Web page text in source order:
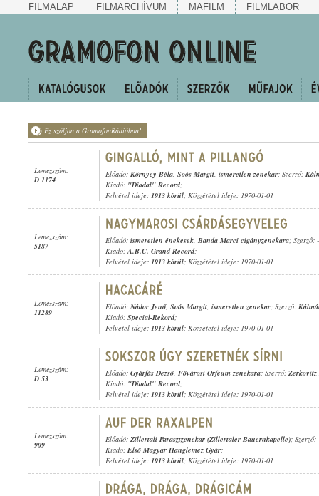
FILMALAP FILMARCHÍVUM MAFILM FILMLABOR
Ez szóljon a GramofonRádióban!
Lemezszám:
D 1174
Előadó: Környey Béla, Soós Margit, ismeretlen zenekar; Szerző:
Kiadó: "Diadal" Record;
Felvétel ideje: 1913 körül; Közzététel ideje: 1970-01-01
Lemezszám:
5187
Előadó: ismeretlen énekesek, Banda Marci cigányzenekara; Szerző: -
Kiadó:A.B.C. Grand Record;
Felvétel ideje: 1913 körül; Közzététel ideje: 1970-01-01
Lemezszám:
11289
Előadó: Nádor Jenő, Soós Margit, ismeretlen zenekar; Szerző:
Kiadó: Special-Rekord;
Felvétel ideje: 1913 körül; Közzététel ideje: 1970-01-01
Lemezszám:
D 53
Előadó: Gyárfás Dezső, Fővárosi Orfeum zenekara; Szerző: Zerkovitz
Kiadó: "Diadal" Record;
Felvétel ideje: 1913 körül; Közzététel ideje: 1970-01-01
Lemezszám:
909
Előadó: Zillertali Parasztzenekar (Zillertaler Bauernkapelle); Szerző:
Kiadó: Első Magyar Hanglemez Gyár;
Felvétel ideje: 1913 körül; Közzététel ideje: 1970-01-01